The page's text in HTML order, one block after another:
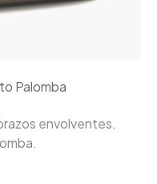
Palomba
envolventes.